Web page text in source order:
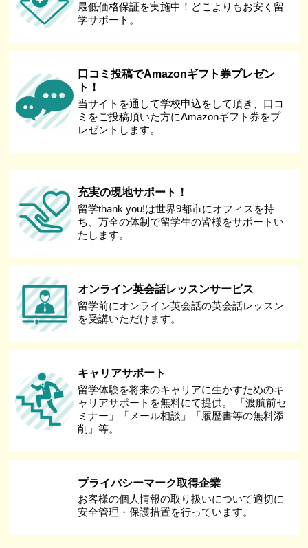
最低価格保証を実施中！どこよりもお安く留
学サポート。
口コミ投稿でAmazonギフト券プレゼン
ト！
当サイトを通して学校申込をして頂き、口コ
ミをご投稿頂いた方にAmazonギフト券をプ
レゼントします。
充実の現地サポート！
留学thank you!は世界9都市にオフィスを持
ち、万全の体制で留学生の皆様をサポートい
たします。
オンライン英会話レッスンサービス
留学前にオンライン英会話の英会話レッスン
を受講いただけます。
キャリアサポート
留学体験を将来のキャリアに生かすためのキ
ャリアサポートを無料にて提供。 「渡航前セ
ミナー」「メール相談」「履歴書等の無料添
削」等。
プライバシーマーク取得企業
お客様の個人情報の取り扱いについて適切に
安全管理・保護措置を行っています。